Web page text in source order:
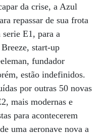
da crise, a Azul
repassar de sua frota
E1, para a
start-up
fundador
estão indefinidos.
por outras 50 novas
mais modernas e
para acontecerem
uma aeronave nova a